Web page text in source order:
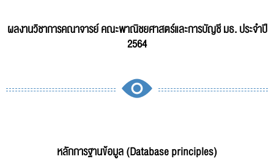
ผลงานวิชาการคณาจารย์ คณะพาณิชยศาสตร์และการบัญชี มธ. ประจำปี
2564
หลักการฐานข้อมูล (Database principles)